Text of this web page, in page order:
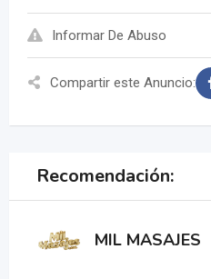
Informar De Abuso
Compartir este Anuncio:
Recomendación:
MIL MASAJES